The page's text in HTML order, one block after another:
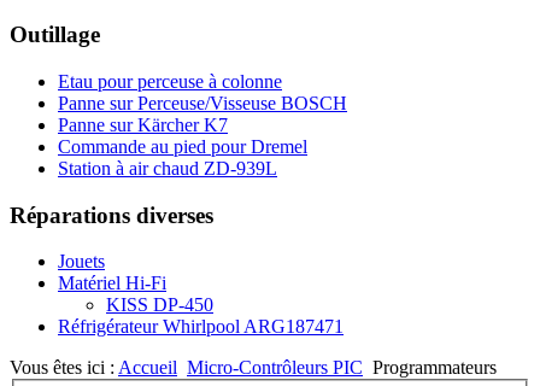
Outillage
Etau pour perceuse à colonne
Panne sur Perceuse/Visseuse BOSCH
Panne sur Kärcher K7
Commande au pied pour Dremel
Station à air chaud ZD-939L
Réparations diverses
Jouets
Matériel Hi-Fi
KISS DP-450
Réfrigérateur Whirlpool ARG187471
Vous êtes ici : Accueil Micro-Contrôleurs PIC Programmateurs